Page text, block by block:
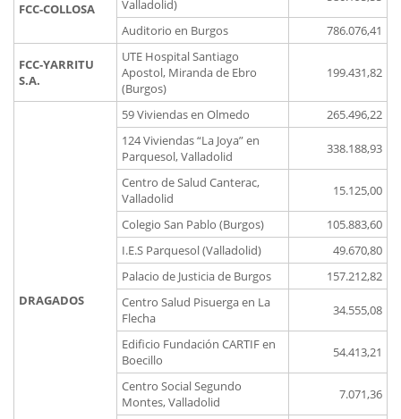
FCC-COLLOSA
Valladolid)
Auditorio en Burgos 786.076,41
FCC-YARRITU
S.A.
UTE Hospital Santiago
Apostol, Miranda de Ebro
(Burgos)
199.431,82
DRAGADOS
59 Viviendas en Olmedo
265.496,22
124 Viviendas “La Joya” en
Parquesol, Valladolid
338.188,93
Centro de Salud Canterac,
Valladolid
15.125,00
Colegio San Pablo (Burgos)
105.883,60
I.E.S Parquesol (Valladolid)
49.670,80
Palacio de Justicia de Burgos
157.212,82
Centro Salud Pisuerga en La
Flecha
34.555,08
Edificio Fundación CARTIF en
Boecillo
54.413,21
Centro Social Segundo
Montes, Valladolid
7.071,36